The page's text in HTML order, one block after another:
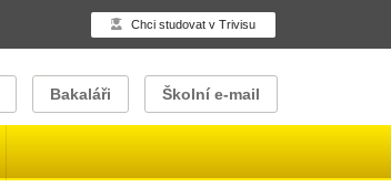
Chci studovat v Trivisu
Bakaláři Školní e-mail